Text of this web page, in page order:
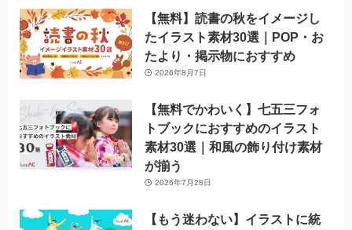
【無料】読書の秋をイメージし
たイラスト素材30選｜POP・お
たより・掲示物におすすめ
2026年8月7日
【無料でかわいく】七五三フォ
トブックにおすすめのイラスト
素材30選｜和風の飾り付け素材
が揃う
2026年7月28日
【もう迷わない】イラストに統